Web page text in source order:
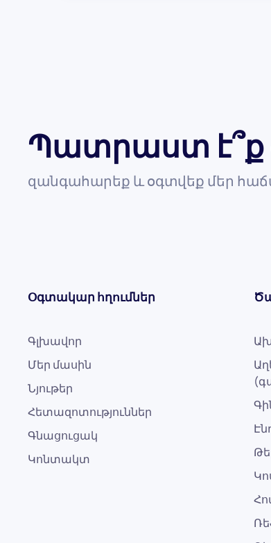
Պատրաստ է՞ք
զանգահարեք և օգտվեք մեր
Օգտակար հղումներ
Գլխավոր
Մեր մասին
Նյութեր
Հետազոտություններ
Գնացուցակ
Կոնտակտ